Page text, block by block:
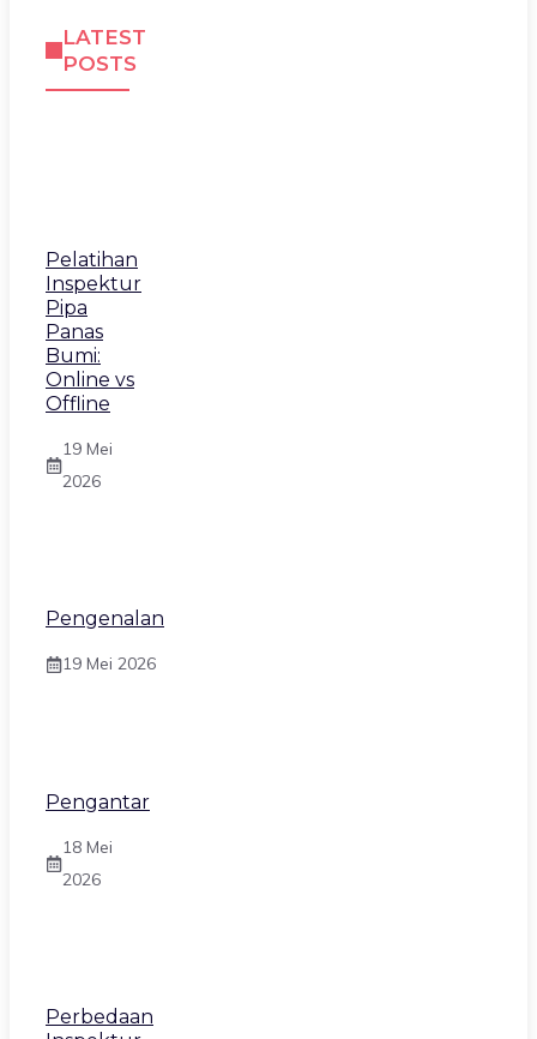
LATEST
POSTS
Pelatihan
Inspektur
Pipa
Panas
Bumi:
Online vs
Offline
19 Mei
2026
Pengenalan
19 Mei 2026
Pengantar
18 Mei
2026
Perbedaan